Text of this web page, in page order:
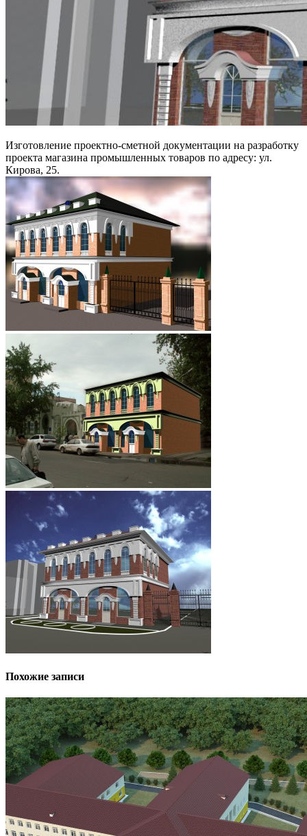
Изготовление проектно-сметной документации на разработку
проекта магазина промышленных товаров по адресу: ул.
Кирова, 25.
Похожие записи